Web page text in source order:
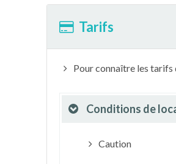
Tarifs
Pour connaître les
Conditions de
Caution